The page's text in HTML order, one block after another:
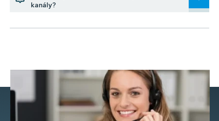
kanály?